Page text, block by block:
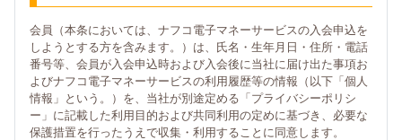
会員（本条においては、ナフコ電子マネーサービスの入会申込を
しようとする方を含みます。）は、氏名・生年月日・住所・電話
番号等、会員が入会申込時および入会後に当社に届け出た事項お
よびナフコ電子マネーサービスの利用履歴等の情報（以下「個人
情報」という。）を、当社が別途定める「プライバシーポリシ
ー」に記載した利用目的および共同利用の定めに基づき、必要な
保護措置を行ったうえで収集・利用することに同意します。